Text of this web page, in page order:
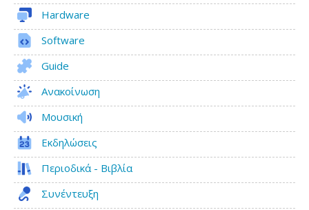
Hardware
Software
Guide
Ανακοίνωση
Μουσική
Εκδηλώσεις
Περιοδικά - Βιβλία
Συνέντευξη